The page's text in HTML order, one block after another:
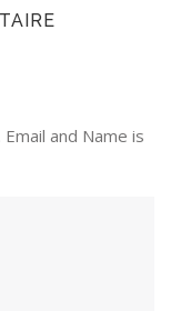
and Name is